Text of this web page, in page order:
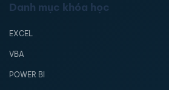
Danh mục khóa học
EXCEL
VBA
POWER BI